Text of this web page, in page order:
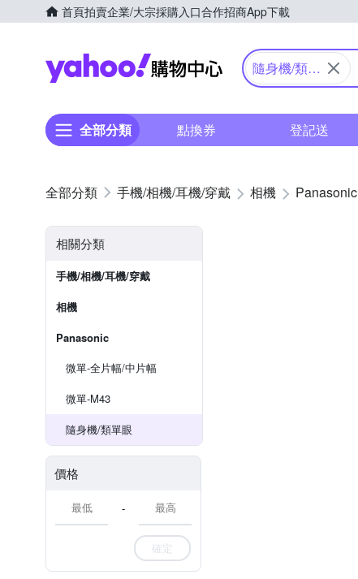
首頁拍賣企業/大宗採購入口合作招商App下載
Yahoo購物中心
隨身機/類單
全部分類 點換券 登記送
手機/相機/耳機/穿戴 相機 Panasonic
相關分類
手機/相機/耳機/穿戴
相機
Panasonic
微單-全片幅/中片幅
微單-M43
隨身機/類單眼
價格
-
確定